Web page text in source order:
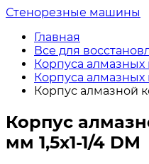
Стенорезные машины
Главная
Все для
Корпуса алмазных
Корпуса алмазных
Корпус алмазной
Корпус
мм 1,5х1-1/4 DM